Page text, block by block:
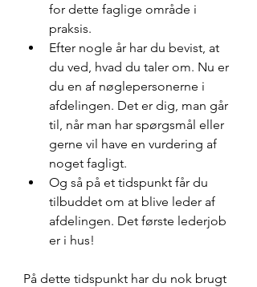
for dette faglige område i
praksis.
Efter nogle år har du bevist, at
du ved, hvad du taler om. Nu er
du en af nøglepersonerne i
afdelingen. Det er dig, man går
til, når man har spørgsmål eller
gerne vil have en vurdering af
noget fagligt.
Og så på et tidspunkt får du
tilbuddet om at blive leder af
afdelingen. Det første lederjob
er i hus!
På dette tidspunkt har du nok brugt